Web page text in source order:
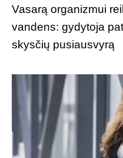
Vasarą organizmui
vandens: gydytoja
skysčių pusiausvyrą